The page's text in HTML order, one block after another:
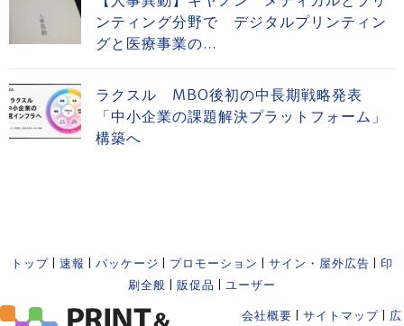
ンティング分野で デジタルプリンティン
グと医療事業の...
ラクスル MBO後初の中長期戦略発表
「中小企業の課題解決プラットフォーム」
構築へ
トップ 速報 パッケージ プロモーション サイン・屋外広告
印
刷全般
販促品 ユーザー
会社概要 サイトマップ 広